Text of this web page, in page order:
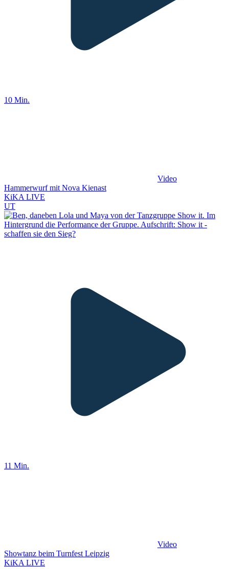
10 Min.
Video
Hammerwurf mit Nova Kienast
KiKA LIVE
UT
11 Min.
Video
Showtanz beim Turnfest Leipzig
KiKA LIVE